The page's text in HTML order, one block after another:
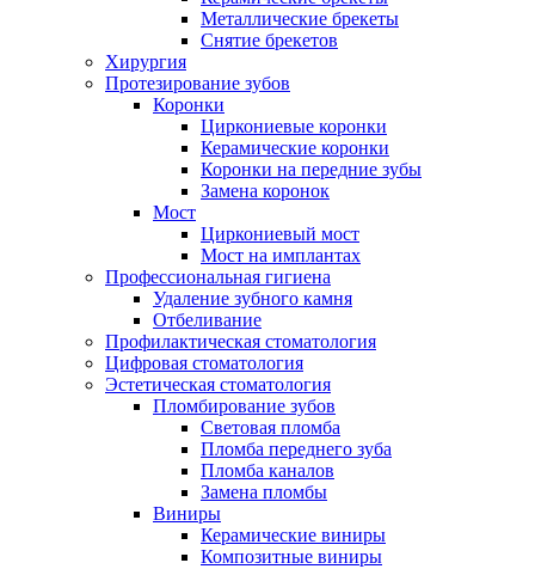
Металлические брекеты
Снятие брекетов
Хирургия
Протезирование зубов
Коронки
Циркониевые коронки
Керамические коронки
Коронки на передние зубы
Замена коронок
Мост
Циркониевый мост
Мост на имплантах
Профессиональная гигиена
Удаление зубного камня
Отбеливание
Профилактическая стоматология
Цифровая стоматология
Эстетическая стоматология
Пломбирование зубов
Световая пломба
Пломба переднего зуба
Пломба каналов
Замена пломбы
Виниры
Керамические виниры
Композитные виниры